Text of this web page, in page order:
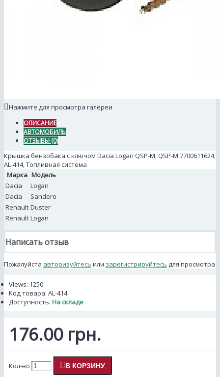
Нажмите для просмотра галереи
ОПИСАНИЕ
АВТОМОБИЛЬ
ОТЗЫВЫ (0)
Крышка бензобака с ключом Dacia Logan QSP-M, QSP-M 7700611624,
AL-414, Топливная система
Марка Модель
Dacia
Logan
Dacia
Sandero
Renault Duster
Renault Logan
Написать отзыв
Пожалуйста авторизуйтесь или зарегистрируйтесь для просмотра
Views: 1250
Код товара: AL-414
Доступность: На складе
176.00 грн.
Кол-во В КОРЗИНУ